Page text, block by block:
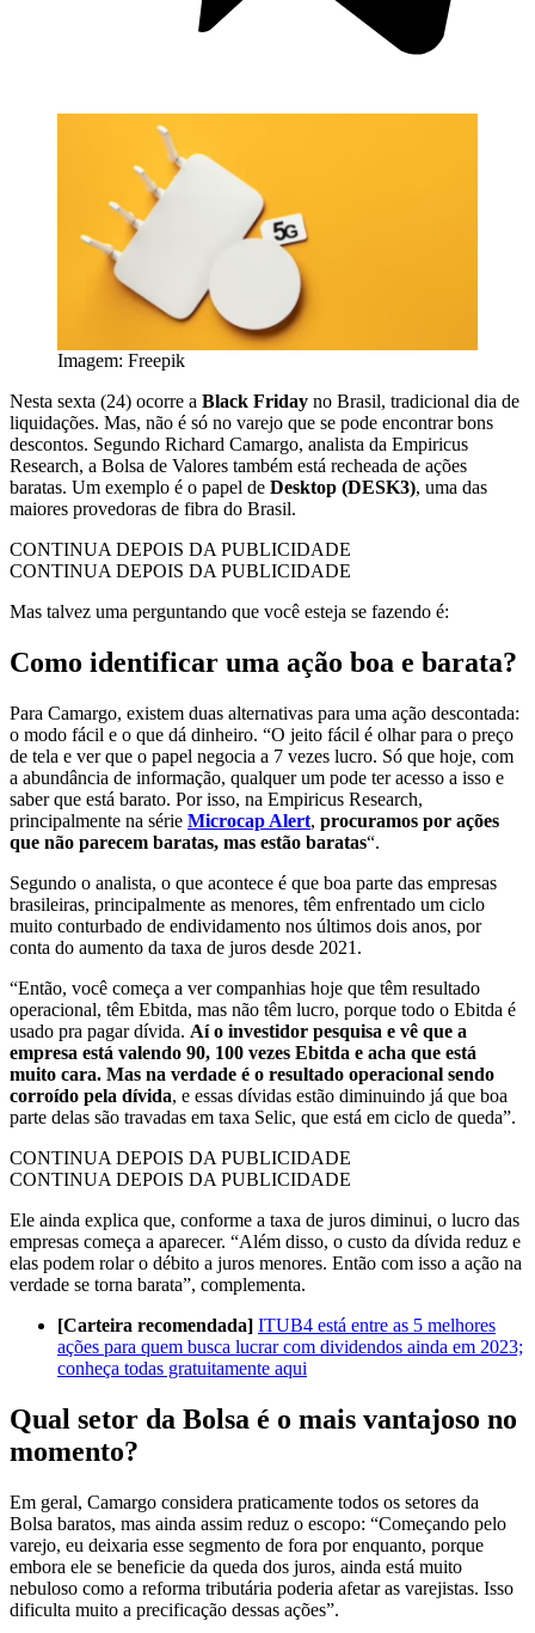
Imagem: Freepik
Nesta sexta (24) ocorre a Black Friday no Brasil, tradicional dia de
liquidações. Mas, não é só no varejo que se pode encontrar bons
descontos. Segundo Richard Camargo, analista da Empiricus
Research, a Bolsa de Valores também está recheada de ações
baratas. Um exemplo é o papel de Desktop (DESK3), uma das
maiores provedoras de fibra do Brasil.
CONTINUA DEPOIS DA PUBLICIDADE
CONTINUA DEPOIS DA PUBLICIDADE
Mas talvez uma perguntando que você esteja se fazendo é:
Como identificar uma ação boa e barata?
Para Camargo, existem duas alternativas para uma ação descontada:
o modo fácil e o que dá dinheiro. “O jeito fácil é olhar para o preço
de tela e ver que o papel negocia a 7 vezes lucro. Só que hoje, com
a abundância de informação, qualquer um pode ter acesso a isso e
saber que está barato. Por isso, na Empiricus Research,
principalmente na série Microcap Alert, procuramos por ações
que não parecem baratas, mas estão baratas“.
Segundo o analista, o que acontece é que boa parte das empresas
brasileiras, principalmente as menores, têm enfrentado um ciclo
muito conturbado de endividamento nos últimos dois anos, por
conta do aumento da taxa de juros desde 2021.
“Então, você começa a ver companhias hoje que têm resultado
operacional, têm Ebitda, mas não têm lucro, porque todo o Ebitda é
usado pra pagar dívida. Aí o investidor pesquisa e vê que a
empresa está valendo 90, 100 vezes Ebitda e acha que está
muito cara. Mas na verdade é o resultado operacional sendo
corroído pela dívida, e essas dívidas estão diminuindo já que boa
parte delas são travadas em taxa Selic, que está em ciclo de queda”.
CONTINUA DEPOIS DA PUBLICIDADE
CONTINUA DEPOIS DA PUBLICIDADE
Ele ainda explica que, conforme a taxa de juros diminui, o lucro das
empresas começa a aparecer. “Além disso, o custo da dívida reduz e
elas podem rolar o débito a juros menores. Então com isso a ação na
verdade se torna barata”, complementa.
[Carteira recomendada] ITUB4 está entre as 5 melhores
ações para quem busca lucrar com dividendos ainda em 2023;
conheça todas gratuitamente aqui
Qual setor da Bolsa é o mais vantajoso no
momento?
Em geral, Camargo considera praticamente todos os setores da
Bolsa baratos, mas ainda assim reduz o escopo: “Começando pelo
varejo, eu deixaria esse segmento de fora por enquanto, porque
embora ele se beneficie da queda dos juros, ainda está muito
nebuloso como a reforma tributária poderia afetar as varejistas. Isso
dificulta muito a precificação dessas ações”.